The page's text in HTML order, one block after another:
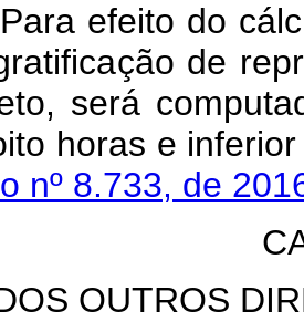
efeito do
de
será
horas e
nº 8.733, de
OUTROS